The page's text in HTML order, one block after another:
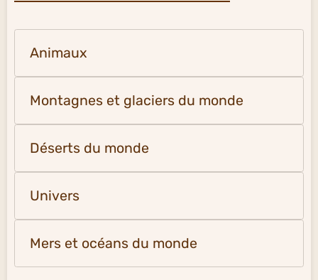
Animaux
Montagnes et glaciers du monde
Déserts du monde
Univers
Mers et océans du monde